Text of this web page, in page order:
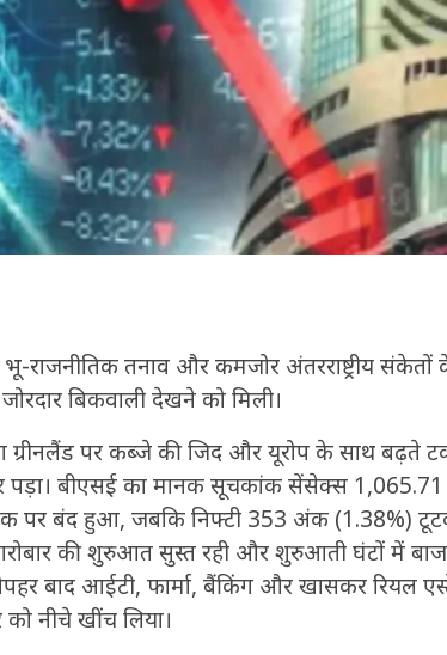
राजनीतिक तनाव और कमजोर अंतरराष्ट्रीय संकेतों
बिकवाली देखने को मिली।
ग्रीनलैंड पर कब्जे की जिद और यूरोप के साथ बढ़ते
पड़ा। बीएसई का मानक सूचकांक सेंसेक्स
पर बंद हुआ, जबकि निफ्टी 353 अंक (1.38%)
की शुरुआत सुस्त रही और शुरुआती घंटों में
बाद आईटी, फार्मा, बैंकिंग और खासकर रियल
नीचे खींच लिया।